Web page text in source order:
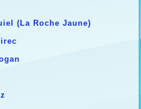
(La Roche Jaune)